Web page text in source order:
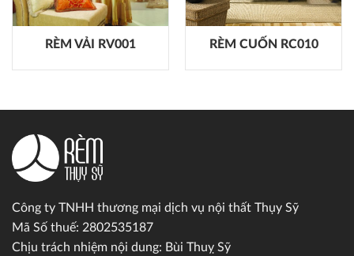
RÈM VẢI RV001 RÈM CUỐN RC010
Công ty TNHH thương mại dịch vụ nội thất Thụy Sỹ
Mã Số thuế: 2802535187
Chịu trách nhiệm nội dung: Bùi Thuỵ Sỹ